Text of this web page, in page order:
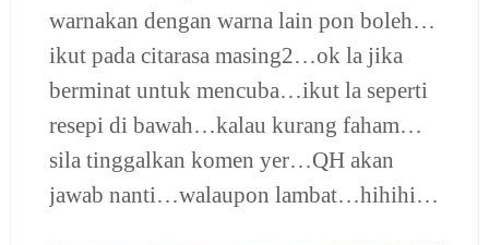
warnakan dengan warna lain pon boleh…
ikut pada citarasa masing2…ok la jika
berminat untuk mencuba…ikut la seperti
resepi di bawah…kalau kurang faham…
sila tinggalkan komen yer…QH akan
jawab nanti…walaupon lambat…hihihi…